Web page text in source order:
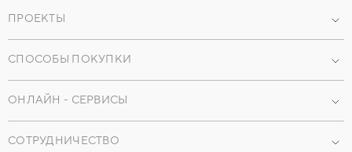
По преимуществам
Машиноместа
Коммерция
ПРОЕКТЫ
СПОСОБЫ ПОКУПКИ
Ипотека
Рассрочка
ОНЛАЙН - СЕРВИСЫ
СОТРУДНИЧЕСТВО